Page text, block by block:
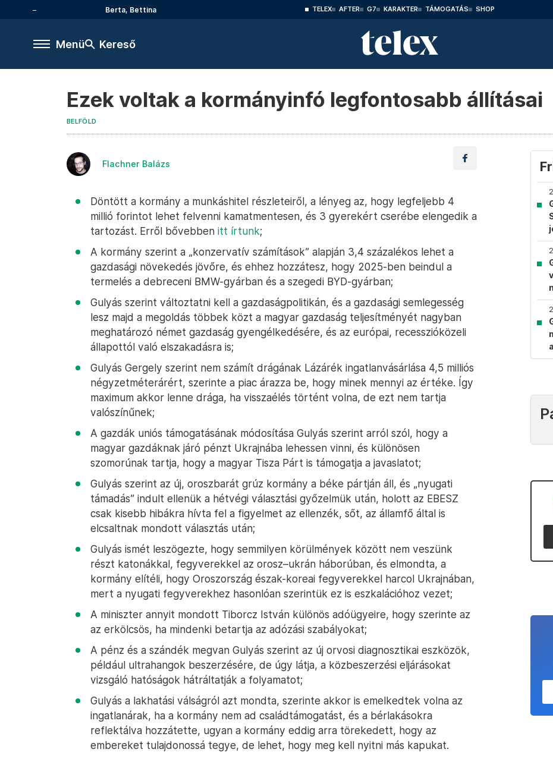
Berta, Bettina TELEX AFTER G7 KARAKTER TÁMOGATÁS SHOP
Menü Kereső
Ezek voltak a kormányinfó legfontosabb állításai
BELFÖLD
Flachner Balázs
Döntött a kormány a munkáshitel részleteiről, a lényeg az, hogy legfeljebb 4
millió forintot lehet felvenni kamatmentesen, és 3 gyerekért cserébe elengedik a
tartozást. Erről bővebben itt írtunk;
A kormány szerint a „konzervatív számítások” alapján 3,4 százalékos lehet a
gazdasági növekedés jövőre, és ehhez hozzátesz, hogy 2025-ben beindul a
termelés a debreceni BMW-gyárban és a szegedi BYD-gyárban;
Gulyás szerint változtatni kell a gazdaságpolitikán, és a gazdasági semlegesség
lesz majd a megoldás többek közt a magyar gazdaság teljesítményét nagyban
meghatározó német gazdaság gyengélkedésére, és az európai, recesszióközeli
állapottól való elszakadásra is;
Gulyás Gergely szerint nem számít drágának Lázárék ingatlanvásárlása 4,5 milliós
négyzetméterárért, szerinte a piac árazza be, hogy minek mennyi az értéke. Így
maximum akkor lenne drága, ha visszaélés történt volna, de ezt nem tartja
valószínűnek;
A gazdák uniós támogatásának módosítása Gulyás szerint arról szól, hogy a
magyar gazdáknak járó pénzt Ukrajnába lehessen vinni, és különösen
szomorúnak tartja, hogy a magyar Tisza Párt is támogatja a javaslatot;
Gulyás szerint az új, oroszbarát grúz kormány a béke pártján áll, és „nyugati
támadás” indult ellenük a hétvégi választási győzelmük után, holott az EBESZ
csak kisebb hibákra hívta fel a figyelmet az ellenzék, sőt, az államfő által is
elcsaltnak mondott választás után;
Gulyás ismét leszögezte, hogy semmilyen körülmények között nem veszünk
részt katonákkal, fegyverekkel az orosz–ukrán háborúban, és elmondta, a
kormány elítéli, hogy Oroszország észak-koreai fegyverekkel harcol Ukrajnában,
mert a nyugati fegyverekhez hasonlóan szerintük ez is eszkalációhoz vezet;
A miniszter annyit mondott Tiborcz István különös adóügyeire, hogy szerinte az
az erkölcsös, ha mindenki betartja az adózási szabályokat;
A pénz és a szándék megvan Gulyás szerint az új orvosi diagnosztikai eszközök,
például ultrahangok beszerzésére, de úgy látja, a közbeszerzési eljárásokat
vizsgáló hatóságok hátráltatják a folyamatot;
Gulyás a lakhatási válságról azt mondta, szerinte akkor is emelkedtek volna az
ingatlanárak, ha a kormány nem ad családtámogatást, és a bérlakásokra
reflektálva hozzátette, ugyan a kormány eddig arra törekedett, hogy az
embereket tulajdonossá tegye, de lehet, hogy meg kell nyitni más kapukat.